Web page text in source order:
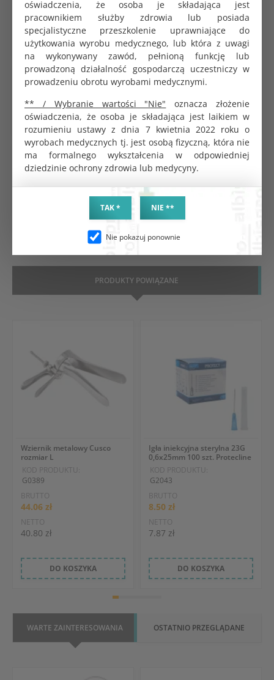
oświadczenia, że osoba je składająca jest
pracownikiem służby zdrowia lub posiada
specjalistyczne przeszkolenie uprawniające do
użytkowania wyrobu medycznego, lub która z uwagi
na wykonywany zawód, pełnioną funkcję lub
prowadzoną działalność gospodarczą uczestniczy w
prowadzeniu obrotu wyrobami medycznymi.
** / Wybranie wartości "Nie" oznacza złożenie
oświadczenia, że osoba je składająca jest laikiem w
rozumieniu ustawy z dnia 7 kwietnia 2022 roku o
wyrobach medycznych tj. jest osobą fizyczną, która nie
ma formalnego wykształcenia w odpowiedniej
dziedzinie ochrony zdrowia lub medycyny.
TAK * NIE **
Nie pokazuj ponownie
szeroki 20cm
233.70 zł
Koperta do sterylizacji samoprzylepna 9x13,5cm
Saltec
0.24 zł
Sekusept Activ preparat do dezynfekcji narzędzi
1,5kg
273.40 zł
PRODUKTY POWIĄZANE
Wziernik metalowy Cusco
rozmiar L
KOD PRODUKTU:
G0389
BRUTTO
44.06 zł
NETTO
40.80 zł
DO KOSZYKA
Igła iniekcyjna sterylna 23G
0,6x25mm 100 szt. Protecline
KOD PRODUKTU:
G2043
BRUTTO
8.50 zł
NETTO
7.87 zł
DO KOSZYKA
WARTE ZAINTERESOWANIA OSTATNIO PRZEGLĄDANE